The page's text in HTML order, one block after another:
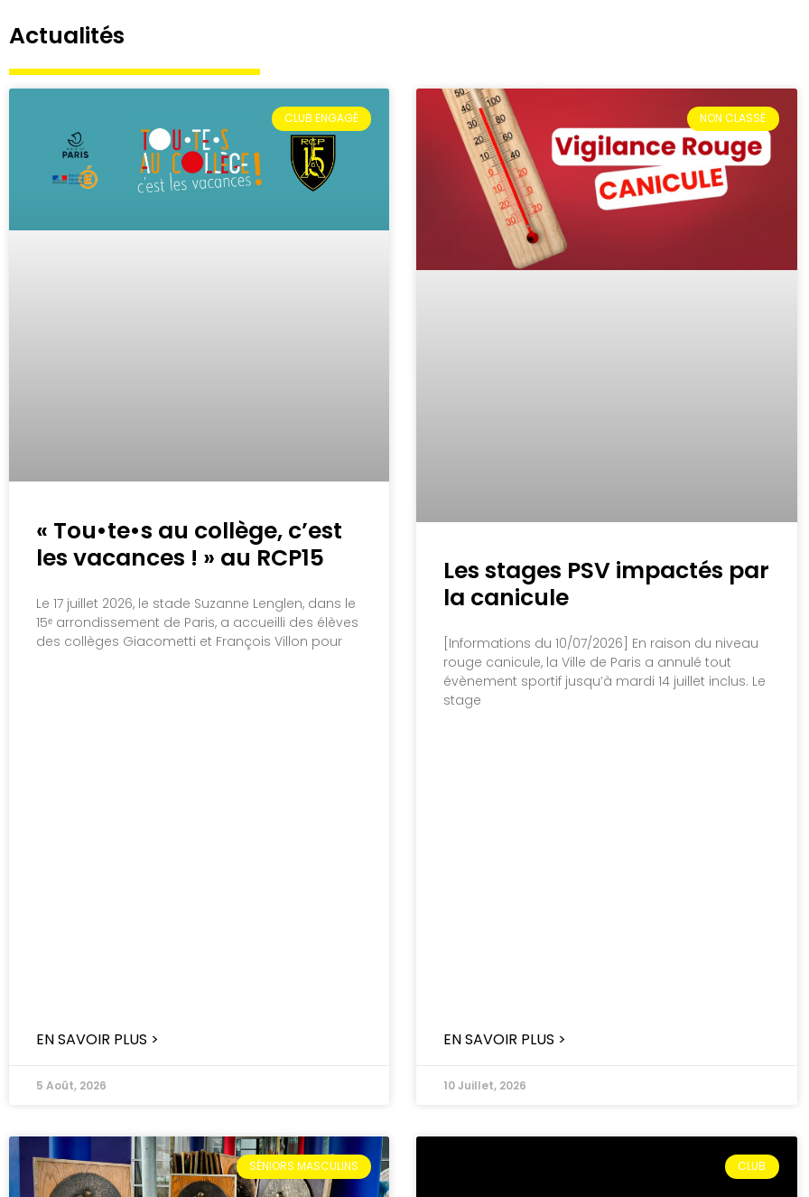
Actualités
CLUB ENGAGÉ
« Tou•te•s au collège, c’est
les vacances ! » au RCP15
Le 17 juillet 2026, le stade Suzanne Lenglen, dans le
15ᵉ arrondissement de Paris, a accueilli des élèves
des collèges Giacometti et François Villon pour
EN SAVOIR PLUS >
5 Août, 2026
NON CLASSÉ
Les stages PSV impactés par
la canicule
[Informations du 10/07/2026] En raison du niveau
rouge canicule, la Ville de Paris a annulé tout
évènement sportif jusqu’à mardi 14 juillet inclus. Le
stage
EN SAVOIR PLUS >
10 Juillet, 2026
SÉNIORS MASCULINS CLUB